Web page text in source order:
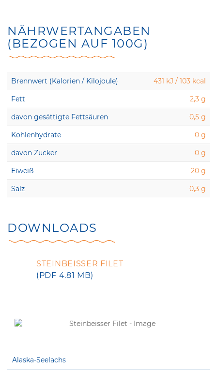
NÄHRWERTANGABEN
(BEZOGEN AUF 100G)
Brennwert (Kalorien / Kilojoule) 431 kJ / 103 kcal
Fett 2,3 g
davon gesättigte Fettsäuren 0,5 g
Kohlenhydrate 0 g
davon Zucker 0 g
Eiweiß 20 g
Salz 0,3 g
DOWNLOADS
STEINBEISSER FILET
(PDF 4.81 MB)
Alaska-Seelachs